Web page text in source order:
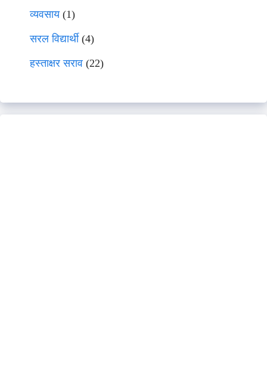
व्यवसाय(1)
सरल विद्यार्थी(4)
हस्ताक्षर सराव (22)